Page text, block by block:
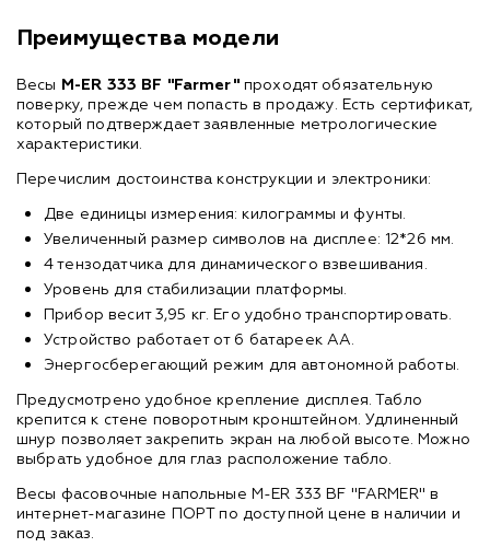
Преимущества модели
Весы M-ER 333 BF "Farmer"проходят обязательную
поверку, прежде чем попасть в продажу. Есть сертификат,
который подтверждает заявленные метрологические
характеристики.
Перечислим достоинства конструкции и электроники:
Две единицы измерения: килограммы и фунты.
Увеличенный размер символов на дисплее: 12*26 мм.
4 тензодатчика для динамического взвешивания.
Уровень для стабилизации платформы.
Прибор весит 3,95 кг. Его удобно транспортировать.
Устройство работает от 6 батареек АА.
Энергосберегающий режим для автономной работы.
Предусмотрено удобное крепление дисплея. Табло
крепится к стене поворотным кронштейном. Удлиненный
шнур позволяет закрепить экран на любой высоте. Можно
выбрать удобное для глаз расположение табло.
Весы фасовочные напольные M-ER 333 BF "FARMER" в
интернет-магазине ПОРТ по доступной цене в наличии и
под заказ.